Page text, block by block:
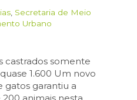
Secretaria de Meio
Urbano
castrados somente
1.600 Um novo
gatos garantiu a